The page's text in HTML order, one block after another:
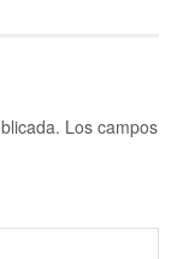
Los campos